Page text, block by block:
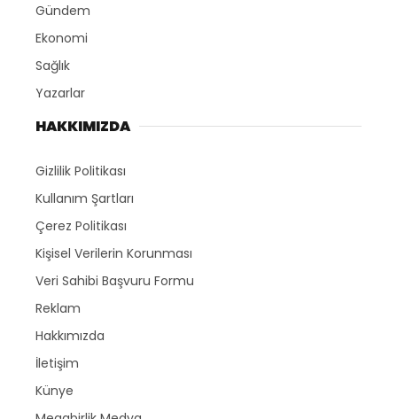
Gündem
Ekonomi
Sağlık
Yazarlar
HAKKIMIZDA
Gizlilik Politikası
Kullanım Şartları
Çerez Politikası
Kişisel Verilerin Korunması
Veri Sahibi Başvuru Formu
Reklam
Hakkımızda
İletişim
Künye